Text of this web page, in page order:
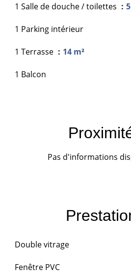
1 Salle de douche / toilettes
1 Parking intérieur
1 Terrasse 14 m²
1 Balcon
Pas d'informations
Double vitrage
Fenêtre PVC